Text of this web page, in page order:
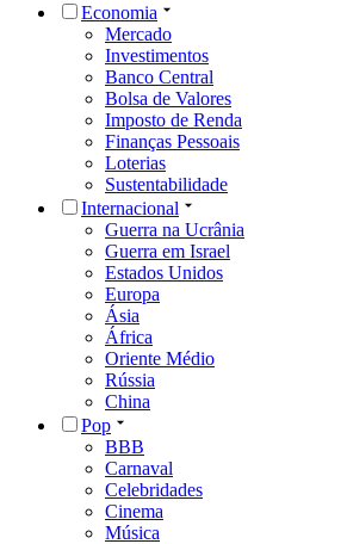
Economia
Mercado
Investimentos
Banco Central
Bolsa de Valores
Imposto de Renda
Finanças Pessoais
Loterias
Sustentabilidade
Internacional
Guerra na Ucrânia
Guerra em Israel
Estados Unidos
Europa
Ásia
África
Oriente Médio
Rússia
China
Pop
BBB
Carnaval
Celebridades
Cinema
Música